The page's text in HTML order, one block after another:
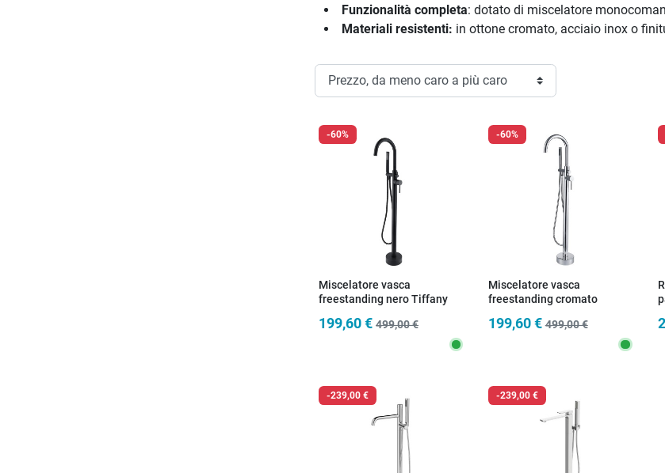
Funzionalità completa: dotato di miscelatore
Materiali resistenti: in ottone cromato, acciaio inox o
-60%
Miscelatore vasca
freestanding nero Tiffany
199,60 € 499,00 €
-60%
Miscelatore vasca
freestanding cromato
199,60 € 499,00 €
-239,00 € -239,00 €